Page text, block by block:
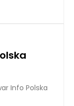
Info Polska